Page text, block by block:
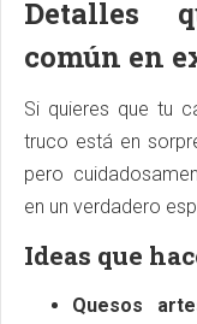
Detalles
común en
Si quieres que tu
truco está en
pero
en un verdadero
Ideas que
Quesos